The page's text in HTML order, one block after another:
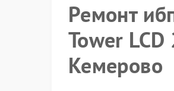
Ремонт
Tower
Кемерово